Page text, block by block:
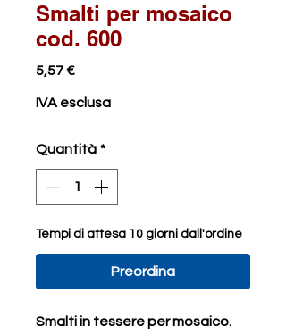
Smalti per mosaico
cod. 600
5,57 €Prezzo
IVA esclusa
Quantità *
Tempi di attesa 10 giorni dall'ordine
Preordina
Smalti in tessere per mosaico.